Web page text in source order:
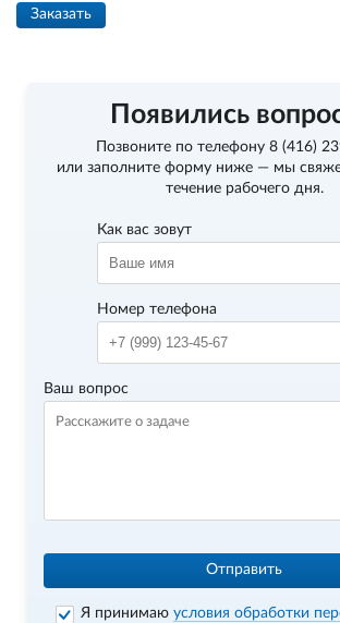
Заказать
Появились
Позвоните по телефону 8 (416)
или заполните форму ниже — мы
течение рабочего дня.
Как вас зовут
Номер телефона
Ваш вопрос
Отправить
Я принимаюусловия обработки